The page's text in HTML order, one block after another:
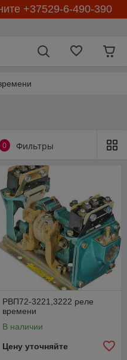
+37529-6-490-390
0 Фильтры
РВП72-3221,3222 реле
времени
В наличии
Цену уточняйте